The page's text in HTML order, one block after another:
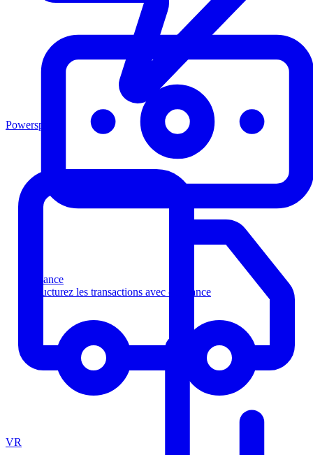
Finance
Structurez les transactions avec confiance
Powersports
VR